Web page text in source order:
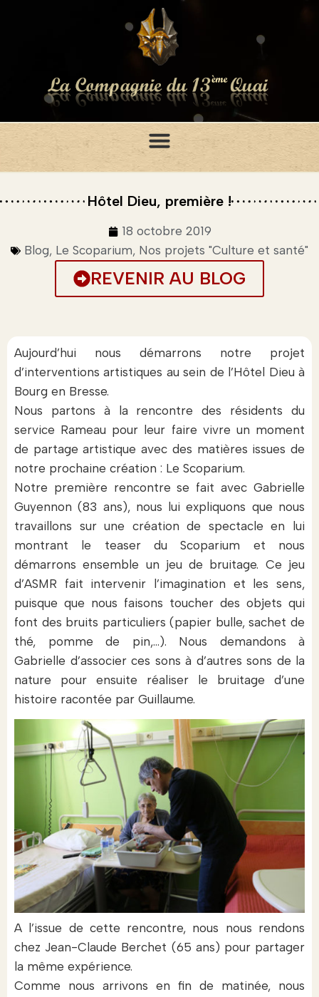
Hôtel Dieu, première !
18 octobre 2019
Blog, Le Scoparium, Nos projets "Culture et santé"
REVENIR AU BLOG
Aujourd’hui nous démarrons notre projet
d’interventions artistiques au sein de l’Hôtel Dieu à
Bourg en Bresse.
Nous partons à la rencontre des résidents du
service Rameau pour leur faire vivre un moment
de partage artistique avec des matières issues de
notre prochaine création : Le Scoparium.
Notre première rencontre se fait avec Gabrielle
Guyennon (83 ans), nous lui expliquons que nous
travaillons sur une création de spectacle en lui
montrant le teaser du Scoparium et nous
démarrons ensemble un jeu de bruitage. Ce jeu
d’ASMR fait intervenir l’imagination et les sens,
puisque que nous faisons toucher des objets qui
font des bruits particuliers (papier bulle, sachet de
thé, pomme de pin,…). Nous demandons à
Gabrielle d’associer ces sons à d’autres sons de la
nature pour ensuite réaliser le bruitage d’une
histoire racontée par Guillaume.
A l’issue de cette rencontre, nous nous rendons
chez Jean-Claude Berchet (65 ans) pour partager
la même expérience.
Comme nous arrivons en fin de matinée, nous